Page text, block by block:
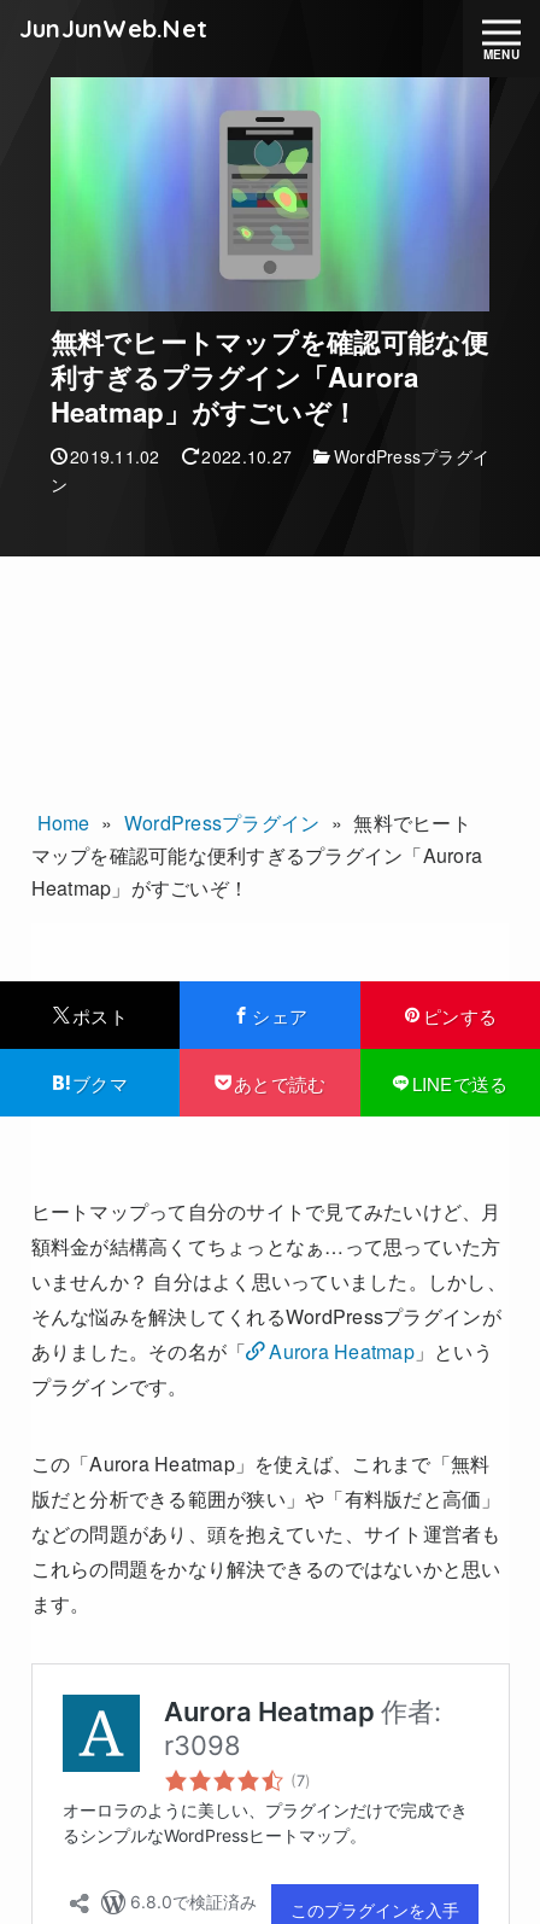
JunJunWeb.Net
無料でヒートマップを確認可能な便
利すぎるプラグイン「Aurora
Heatmap」がすごいぞ！
2019.11.02 2022.10.27
WordPressプラグイ
ン
Home » WordPressプラグイン » 無料でヒート
マップを確認可能な便利すぎるプラグイン「Aurora
Heatmap」がすごいぞ！
ポスト シェア ピンする
ブクマ あとで読む LINEで送る
ヒートマップって自分のサイトで見てみたいけど、月
額料金が結構高くてちょっとなぁ…って思っていた方
いませんか？ 自分はよく思いっていました。しかし、
そんな悩みを解決してくれるWordPressプラグインが
ありました。その名が「
Aurora Heatmap」という
プラグインです。
この「Aurora Heatmap」を使えば、これまで「無料
版だと分析できる範囲が狭い」や「有料版だと高価」
などの問題があり、頭を抱えていた、サイト運営者も
これらの問題をかなり解決できるのではないかと思い
ます。